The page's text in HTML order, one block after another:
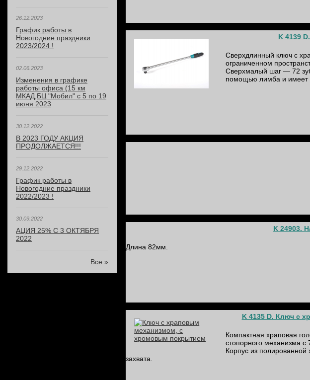
26.12.2023
График работы в
Новогодние праздники
2023/2024 !
02.06.2023
Изменения в графике
работы офиса (15 км
МКАД,БЦ "Мобил" с 5 по 19
июня 2023
30.12.2022
В 2023 ГОДУ АКЦИЯ
ПРОДОЛЖАЕТСЯ!!!
29.12.2022
График работы в
Новогодние праздники
2022/2023 !
30.09.2022
АЦИЯ 25% С 3 ОКТЯБРЯ
2022
Все »
K 4139
Сверхдлинный ключ с
ограниченном
Сверхмалый шаг — 72
помощью лимба и имеет
K 24903.
Длина 82мм.
K 4135 D. Ключ с
Компактная храповая
стопорного механизма
Корпус из полированной
захвата.